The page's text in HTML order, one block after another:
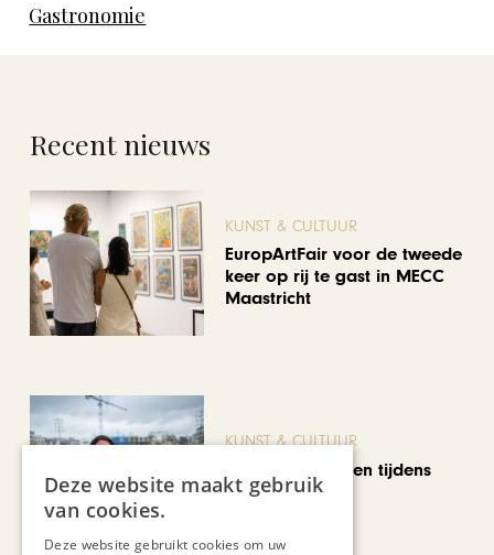
Gastronomie
Recent nieuws
KUNST & CULTUUR
EuropArtFair voor de tweede
keer op rij te gast in MECC
Maastricht
KUNST & CULTUUR
Wereldse beelden tijdens
Cultura Nova
Deze website maakt gebruik
van cookies.
Deze website gebruikt cookies om uw